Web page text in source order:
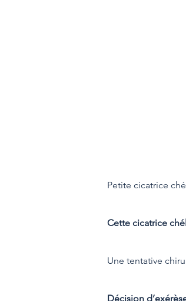
Petite cicatrice
Cette cicatrice
Une tentative
Décision